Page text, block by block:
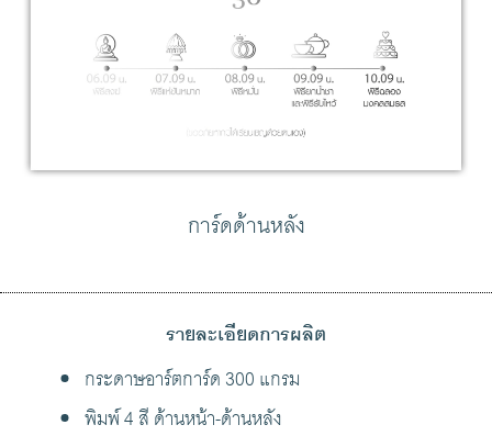
การ์ดด้านหลัง
รายละเอียดการผลิต
กระดาษอาร์ตการ์ด 300 แกรม
พิมพ์ 4 สี ด้านหน้า-ด้านหลัง